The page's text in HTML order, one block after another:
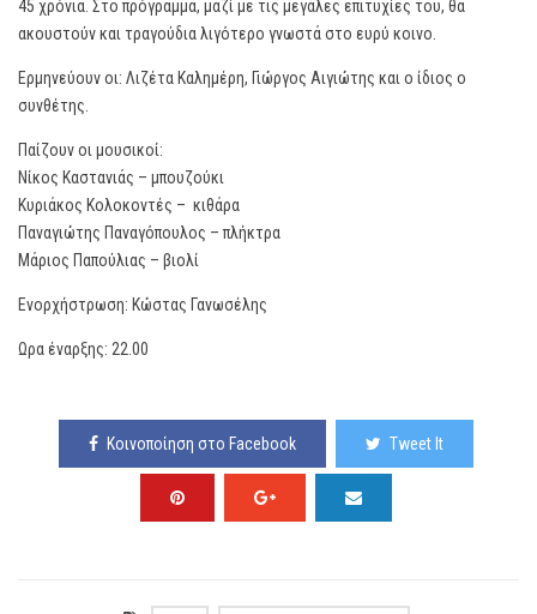
45 χρόνια. Στο πρόγραμμα, μαζί με τις μεγάλες επιτυχίες του, θα
ακουστούν και τραγούδια λιγότερο γνωστά στο ευρύ κοινο.
Ερμηνεύουν οι: Λιζέτα Καλημέρη, Γιώργος Αιγιώτης και ο ίδιος ο
συνθέτης.
Παίζουν οι μουσικοί:
Νίκος Καστανιάς – μπουζούκι
Κυριάκος Κολοκοντές – κιθάρα
Παναγιώτης Παναγόπουλος – πλήκτρα
Μάριος Παπούλιας – βιολί
Ενορχήστρωση: Κώστας Γανωσέλης
Ωρα έναρξης: 22.00
Κοινοποίηση στο Facebook Tweet It